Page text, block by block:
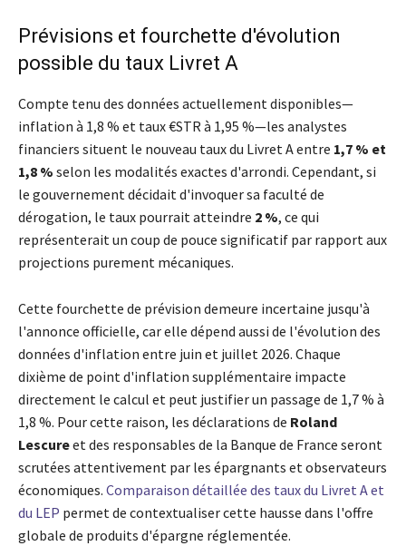
Prévisions et fourchette d'évolution
possible du taux Livret A
Compte tenu des données actuellement disponibles—
inflation à 1,8 % et taux €STR à 1,95 %—les analystes
financiers situent le nouveau taux du Livret A entre 1,7 % et
1,8 % selon les modalités exactes d'arrondi. Cependant, si
le gouvernement décidait d'invoquer sa faculté de
dérogation, le taux pourrait atteindre 2 %, ce qui
représenterait un coup de pouce significatif par rapport aux
projections purement mécaniques.
Cette fourchette de prévision demeure incertaine jusqu'à
l'annonce officielle, car elle dépend aussi de l'évolution des
données d'inflation entre juin et juillet 2026. Chaque
dixième de point d'inflation supplémentaire impacte
directement le calcul et peut justifier un passage de 1,7 % à
1,8 %. Pour cette raison, les déclarations de Roland
Lescureet des responsables de la Banque de France seront
scrutées attentivement par les épargnants et observateurs
économiques. Comparaison détaillée des taux du Livret A et
du LEP permet de contextualiser cette hausse dans l'offre
globale de produits d'épargne réglementée.